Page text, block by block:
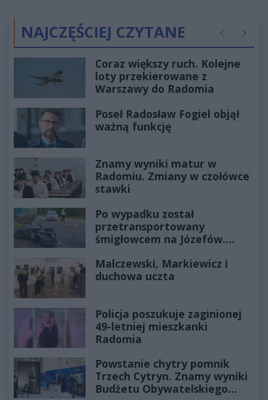
NAJCZĘŚCIEJ CZYTANE Poprzednie
Coraz większy ruch. Kolejne
loty przekierowane z
Warszawy do Radomia
Poseł Radosław Fogiel objął
ważną funkcję
Znamy wyniki matur w
Radomiu. Zmiany w czołówce
stawki
Po wypadku został
przetransportowany
śmigłowcem na Józefów.
Malczewski, Markiewicz i
duchowa uczta
Policja poszukuje zaginionej
49-letniej mieszkanki
Radomia
Powstanie chytry pomnik
Trzech Cytryn. Znamy wyniki
Budżetu Obywatelskiego